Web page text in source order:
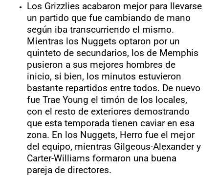
Los Grizzlies acabaron mejor para llevarse
un partido que fue cambiando de mano
según iba transcurriendo el mismo.
Mientras los Nuggets optaron por un
quinteto de secundarios, los de Memphis
pusieron a sus mejores hombres de
inicio, si bien, los minutos estuvieron
bastante repartidos entre todos. De nuevo
fue Trae Young el timón de los locales,
con el resto de exteriores demostrando
que esta temporada tienen caviar en esa
zona. En los Nuggets, Herro fue el mejor
del equipo, mientras Gilgeous-Alexander y
Carter-Williams formaron una buena
pareja de directores.